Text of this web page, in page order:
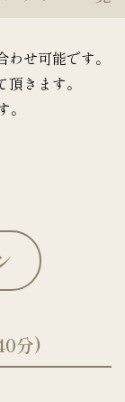
せ可能です。
きます。
分)